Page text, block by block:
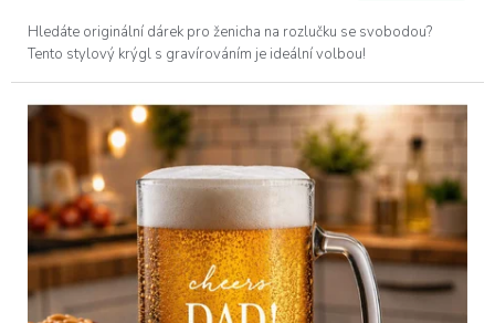
Hledáte originální dárek pro ženicha na rozlučku se svobodou?
Tento stylový krýgl s gravírováním je ideální volbou!